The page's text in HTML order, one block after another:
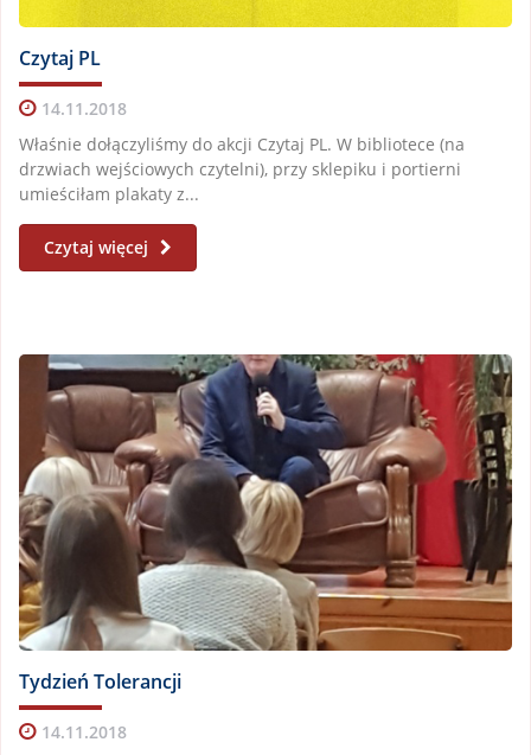
Czytaj PL
14.11.2018
Właśnie dołączyliśmy do akcji Czytaj PL. W bibliotece (na
drzwiach wejściowych czytelni), przy sklepiku i portierni
umieściłam plakaty z...
Czytaj więcej
Tydzień Tolerancji
14.11.2018